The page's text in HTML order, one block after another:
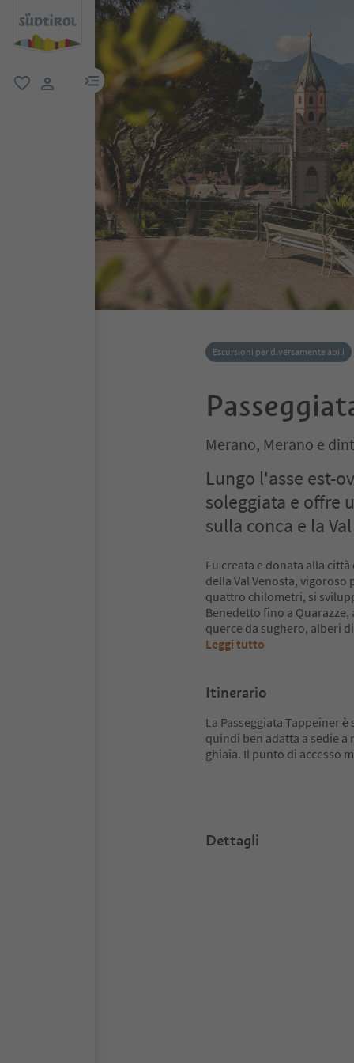
menu link
Escursioni per diversamente abili
Merano, Merano e
Lungo l'asse est-
soleggiata e offre
sulla conca e la
Fu creata e donata alla
della Val Venosta,
quattro chilometri, si
Benedetto fino a
querce da sughero, alberi
Leggi tutto
Itinerario
La Passeggiata Tappeiner
quindi ben adatta a sedie a
ghiaia. Il punto di accesso
Dettagli